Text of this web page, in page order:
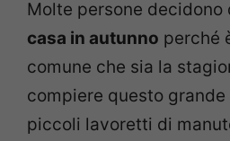
Molte persone decidono
casa in autunno perché
comune che sia la
compiere questo grande
piccoli lavoretti di